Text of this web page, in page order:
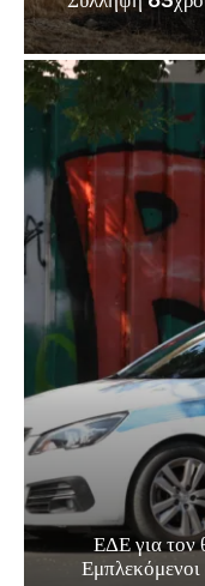
ΕΔΕ για τον
Εμπλεκόμενοι